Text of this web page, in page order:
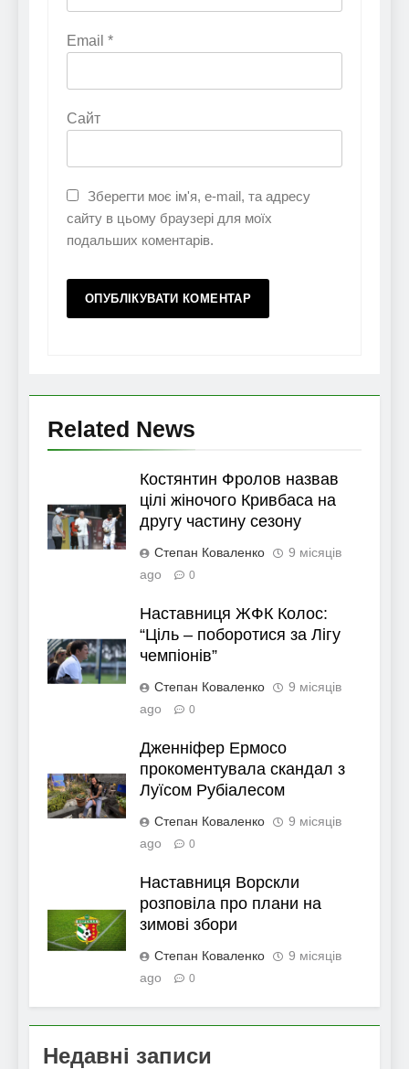
Email *
Сайт
Зберегти моє ім'я, e-mail, та адресу
сайту в цьому браузері для моїх
подальших коментарів.
Related News
Костянтин Фролов назвав
цілі жіночого Кривбаса на
другу частину сезону
Степан Коваленко
9 місяців
ago
0
Наставниця ЖФК Колос:
“Ціль – поборотися за Лігу
чемпіонів”
Степан Коваленко
9 місяців
ago
0
Дженніфер Ермосо
прокоментувала скандал з
Луїсом Рубіалесом
Степан Коваленко
9 місяців
ago
0
Наставниця Ворскли
розповіла про плани на
зимові збори
Степан Коваленко
9 місяців
ago
0
Недавні записи